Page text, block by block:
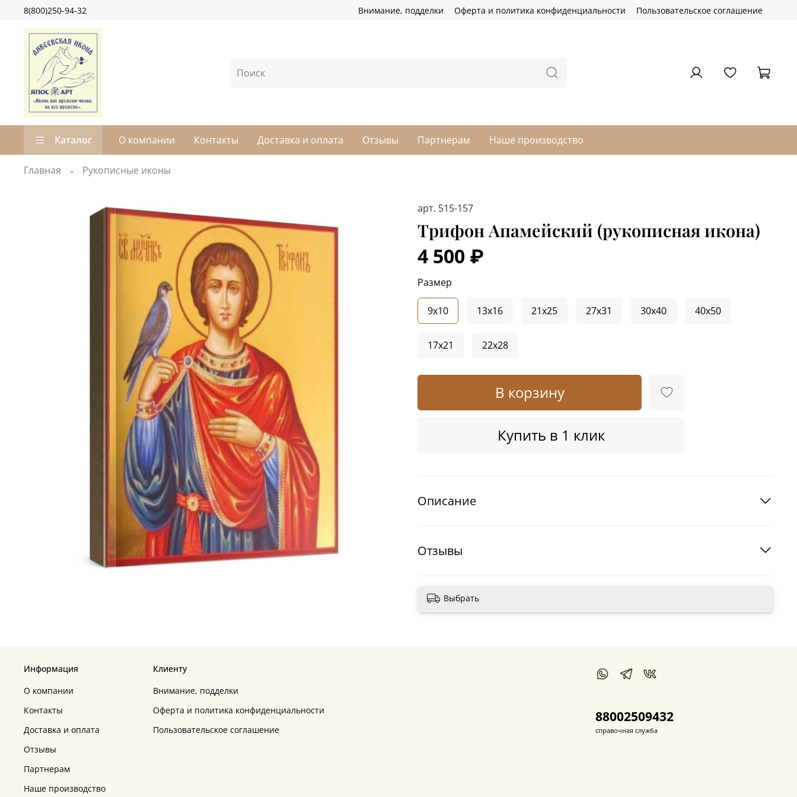
Внимание, подделки Оферта и политика конфиденциальности Пользовательское соглашение
8(800)250-94-32
Каталог О компании Контакты Доставка и оплата Отзывы Партнерам Наше производство
Главная Рукописные иконы
арт. 515-157
Трифон Апамейский (рукописная икона)
4 500 ₽
В корзину
Купить в 1 клик
Размер
9x10 13x16 21x25 27x31 30x40 40x50
17x21 22x28
Описание
Отзывы
Выбрать
Информация
О компании
Контакты
Доставка и оплата
Отзывы
Партнерам
Наше производство
Клиенту
Внимание, подделки
Оферта и политика конфиденциальности
Пользовательское соглашение
88002509432
справочная служба